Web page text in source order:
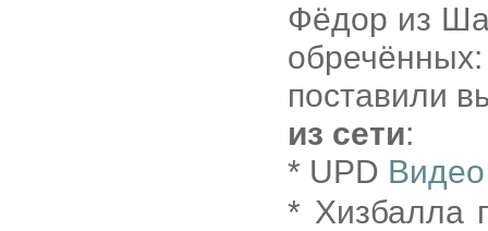
Фёдор из
поставили
из сети:
* UPD
* Хизбалла